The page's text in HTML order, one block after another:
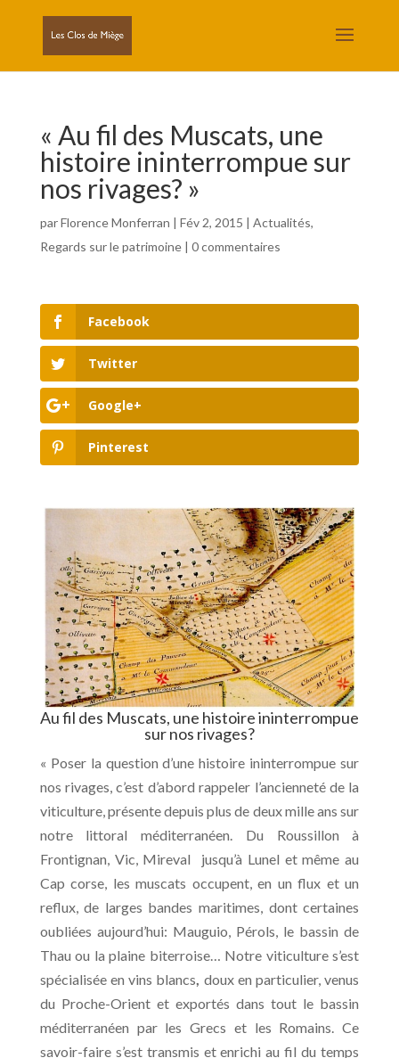
« Au fil des Muscats, une
histoire ininterrompue sur
nos rivages? »
parFlorence Monferran | Fév 2, 2015 | Actualités,
Regards sur le patrimoine| 0 commentaires
Facebook
Twitter
Google+
Pinterest
Au fil des Muscats, une histoire ininterrompue
sur nos rivages?
« Poser la question d’une histoire ininterrompue sur
nos rivages, c’est d’abord rappeler l’ancienneté de la
viticulture, présente depuis plus de deux mille ans sur
notre littoral méditerranéen. Du Roussillon à
Frontignan, Vic, Mireval jusqu’à Lunel et même au
Cap corse, les muscats occupent, en un flux et un
reflux, de larges bandes maritimes, dont certaines
oubliées aujourd’hui: Mauguio, Pérols, le bassin de
Thau ou la plaine biterroise… Notre viticulture s’est
spécialisée en vins blancs, doux en particulier, venus
du Proche-Orient et exportés dans tout le bassin
méditerranéen par les Grecs et les Romains. Ce
savoir-faire s’est transmis et enrichi au fil du temps